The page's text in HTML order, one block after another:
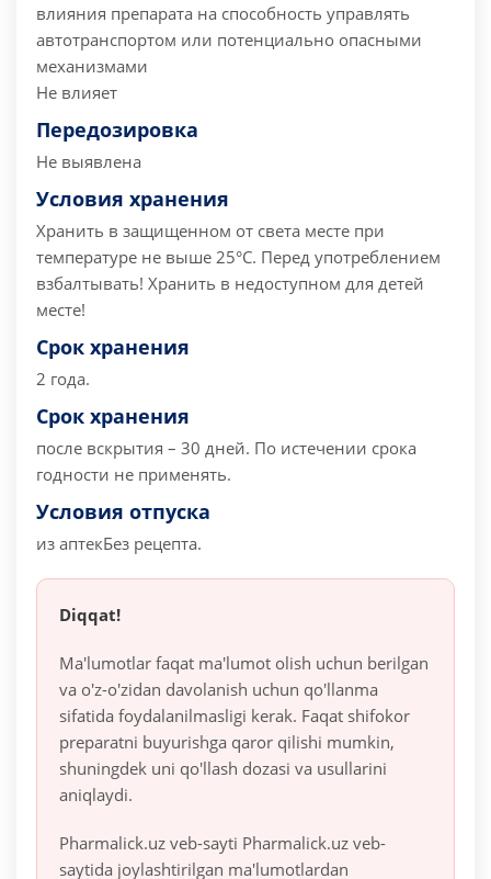
влияния препарата на способность управлять
автотранспортом или потенциально опасными
механизмами
Не влияет
Передозировка
Не выявлена
Условия хранения
Хранить в защищенном от света месте при
температуре не выше 25°C. Перед употреблением
взбалтывать! Хранить в недоступном для детей
месте!
Срок хранения
2 года.
Срок хранения
после вскрытия – 30 дней. По истечении срока
годности не применять.
Условия отпуска
из аптекБез рецепта.
Diqqat!
Ma'lumotlar faqat ma'lumot olish uchun berilgan
va o'z-o'zidan davolanish uchun qo'llanma
sifatida foydalanilmasligi kerak. Faqat shifokor
preparatni buyurishga qaror qilishi mumkin,
shuningdek uni qo'llash dozasi va usullarini
aniqlaydi.
Pharmalick.uz veb-sayti Pharmalick.uz veb-
saytida joylashtirilgan ma'lumotlardan